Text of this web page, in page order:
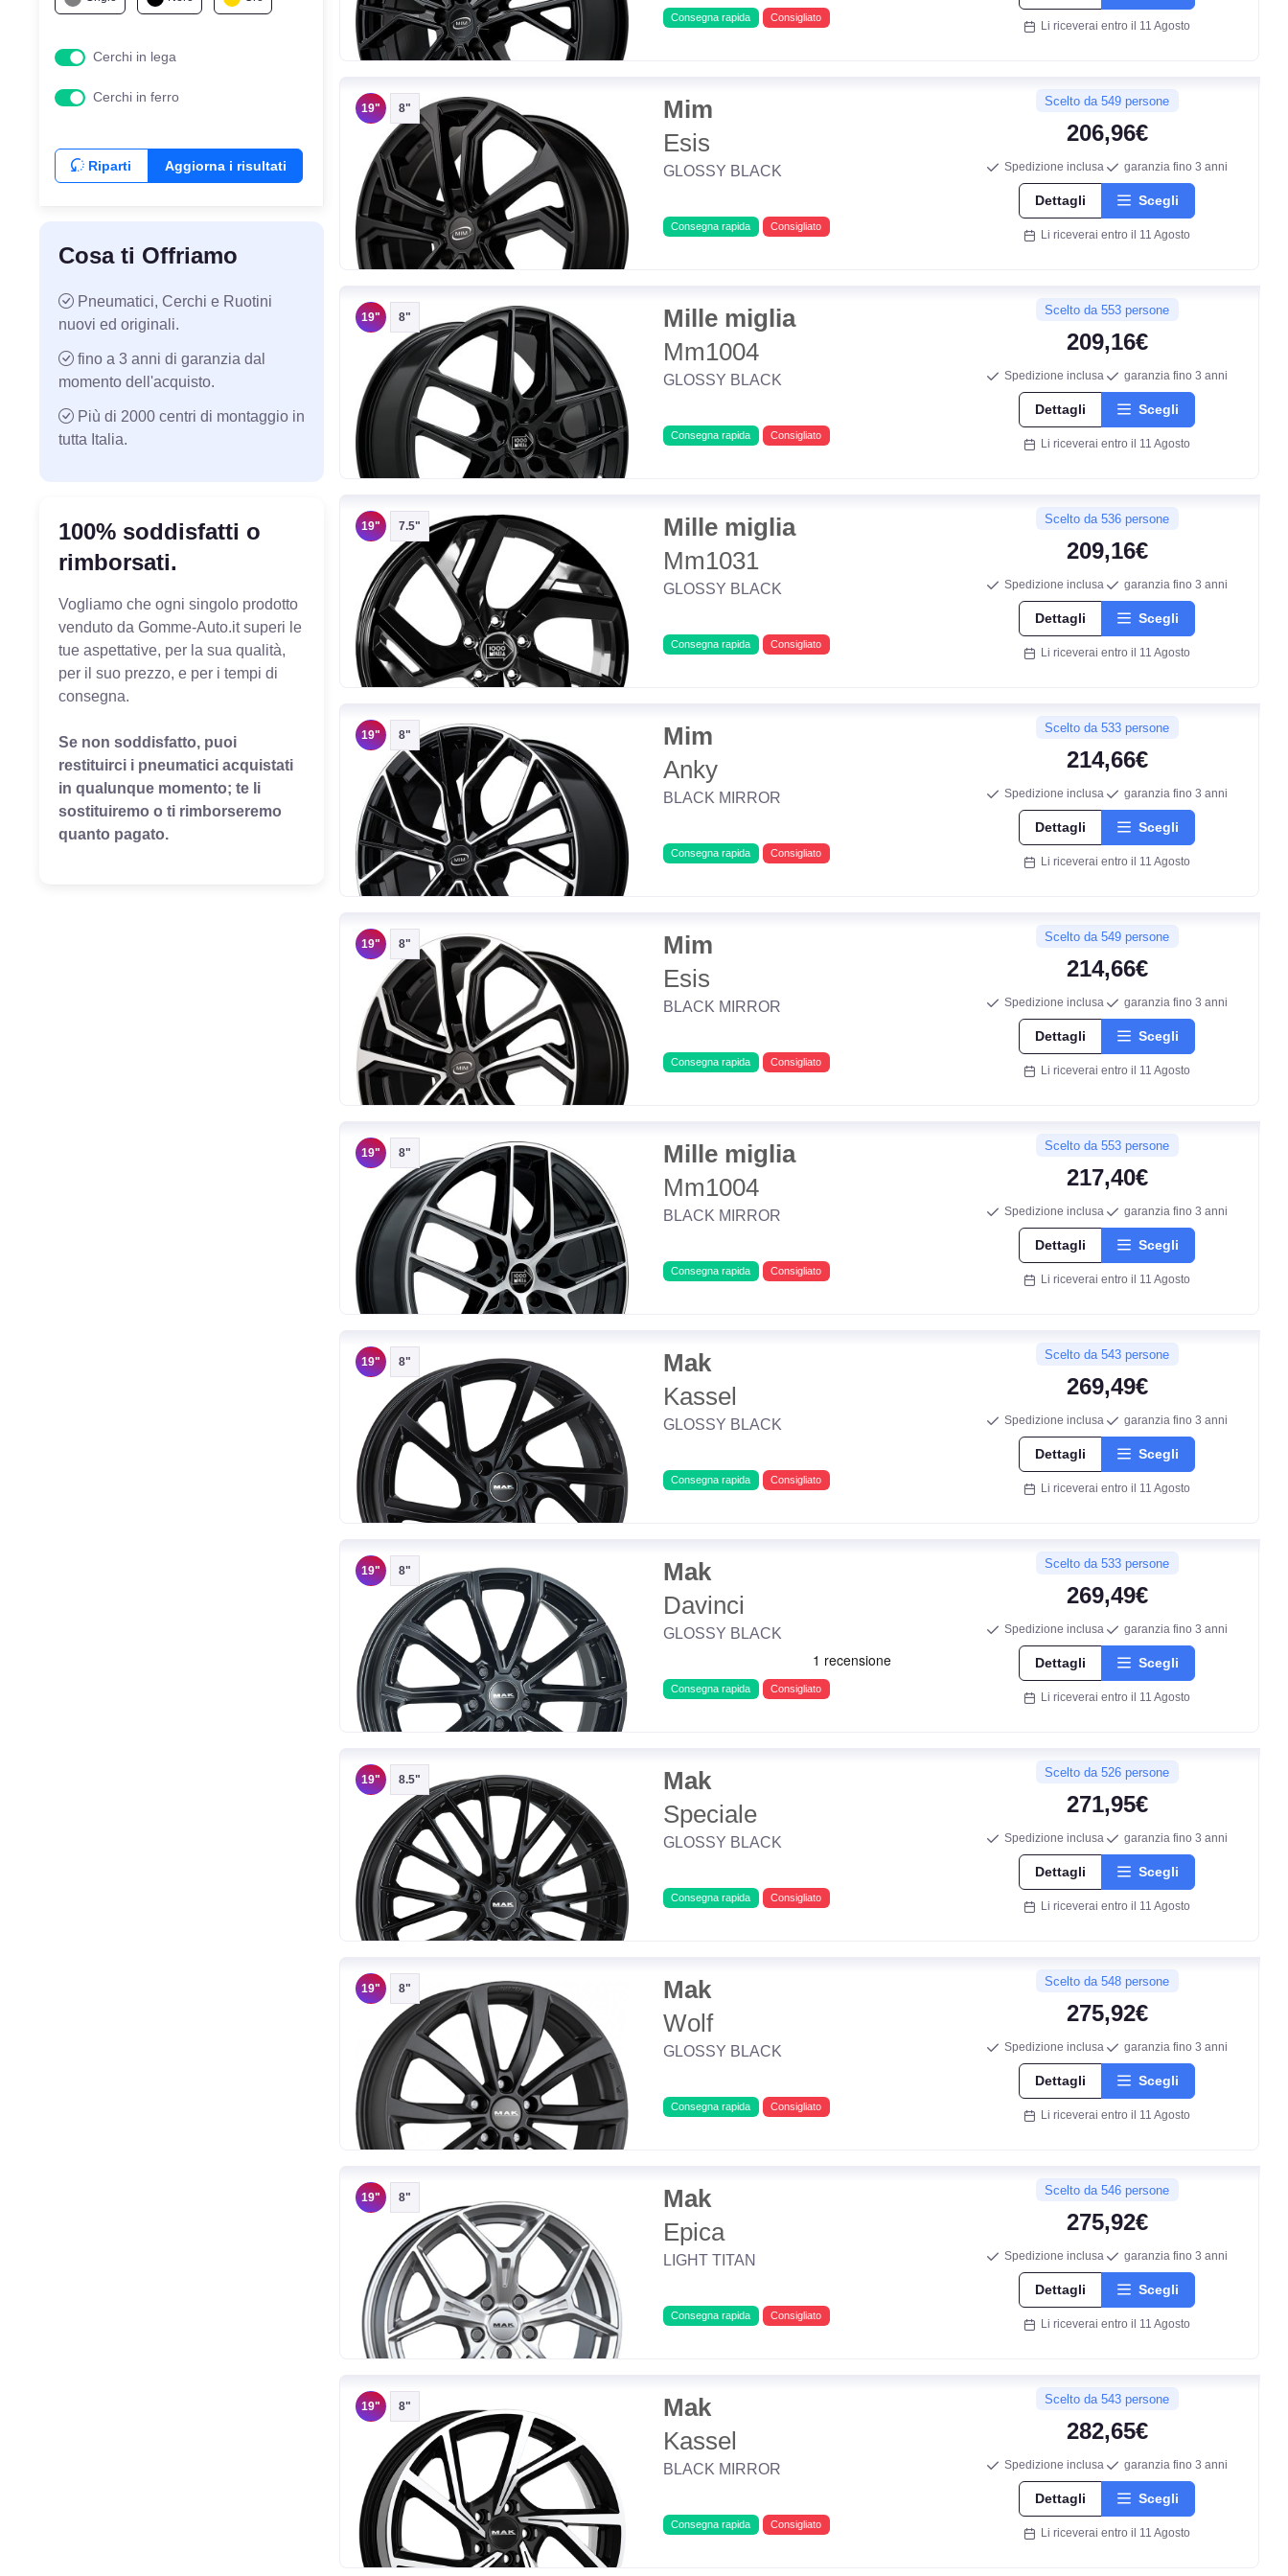
MILLE MIGLIA
MOMO WHEELS
MSW
RC DESIGN
Cerchi in lega
Cerchi in ferro
Riparti Aggiorna i risultati
Cosa ti Offriamo
Pneumatici, Cerchi e Ruotini
nuovi ed originali.
fino a 3 anni di garanzia dal
momento dell'acquisto.
Più di 2000 centri di montaggio in
tutta Italia.
100% soddisfatti o
rimborsati.
Vogliamo che ogni singolo prodotto
venduto da Gomme-Auto.it superi le
tue aspettative, per la sua qualità,
per il suo prezzo, e per i tempi di
consegna.
Se non soddisfatto, puoi
restituirci i pneumatici acquistati
in qualunque momento; te li
sostituiremo o ti rimborseremo
quanto pagato.
Consegna rapida Consigliato
Li riceverai entro il 11 Agosto
19" 8"
Mim
Esis
GLOSSY BLACK
Consegna rapida Consigliato
Scelto da 549 persone
206,96€
Spedizione inclusa garanzia fino 3 anni
Dettagli Scegli
Li riceverai entro il 11 Agosto
19" 8"
Mille miglia
Mm1004
GLOSSY BLACK
Consegna rapida Consigliato
Scelto da 553 persone
209,16€
Spedizione inclusa garanzia fino 3 anni
Dettagli Scegli
Li riceverai entro il 11 Agosto
19" 7.5"
Mille miglia
Mm1031
GLOSSY BLACK
Consegna rapida Consigliato
Scelto da 536 persone
209,16€
Spedizione inclusa garanzia fino 3 anni
Dettagli Scegli
Li riceverai entro il 11 Agosto
19" 8"
Mim
Anky
BLACK MIRROR
Consegna rapida Consigliato
Scelto da 533 persone
214,66€
Spedizione inclusa garanzia fino 3 anni
Dettagli Scegli
Li riceverai entro il 11 Agosto
19" 8"
Mim
Esis
BLACK MIRROR
Consegna rapida Consigliato
Scelto da 549 persone
214,66€
Spedizione inclusa garanzia fino 3 anni
Dettagli Scegli
Li riceverai entro il 11 Agosto
19" 8"
Mille miglia
Mm1004
BLACK MIRROR
Consegna rapida Consigliato
Scelto da 553 persone
217,40€
Spedizione inclusa garanzia fino 3 anni
Dettagli Scegli
Li riceverai entro il 11 Agosto
19" 8"
Mak
Kassel
GLOSSY BLACK
Consegna rapida Consigliato
Scelto da 543 persone
269,49€
Spedizione inclusa garanzia fino 3 anni
Dettagli Scegli
Li riceverai entro il 11 Agosto
19" 8"
Mak
Davinci
GLOSSY BLACK
Consegna rapida Consigliato
Scelto da 533 persone
269,49€
Spedizione inclusa garanzia fino 3 anni
Dettagli Scegli
Li riceverai entro il 11 Agosto
19" 8.5"
Mak
Speciale
GLOSSY BLACK
Consegna rapida Consigliato
Scelto da 526 persone
271,95€
Spedizione inclusa garanzia fino 3 anni
Dettagli Scegli
Li riceverai entro il 11 Agosto
19" 8"
Mak
Wolf
GLOSSY BLACK
Consegna rapida Consigliato
Scelto da 548 persone
275,92€
Spedizione inclusa garanzia fino 3 anni
Dettagli Scegli
Li riceverai entro il 11 Agosto
19" 8"
Mak
Epica
LIGHT TITAN
Consegna rapida Consigliato
Scelto da 546 persone
275,92€
Spedizione inclusa garanzia fino 3 anni
Dettagli Scegli
Li riceverai entro il 11 Agosto
19" 8"
Mak
Kassel
BLACK MIRROR
Consegna rapida Consigliato
Scelto da 543 persone
282,65€
Spedizione inclusa garanzia fino 3 anni
Dettagli Scegli
Li riceverai entro il 11 Agosto